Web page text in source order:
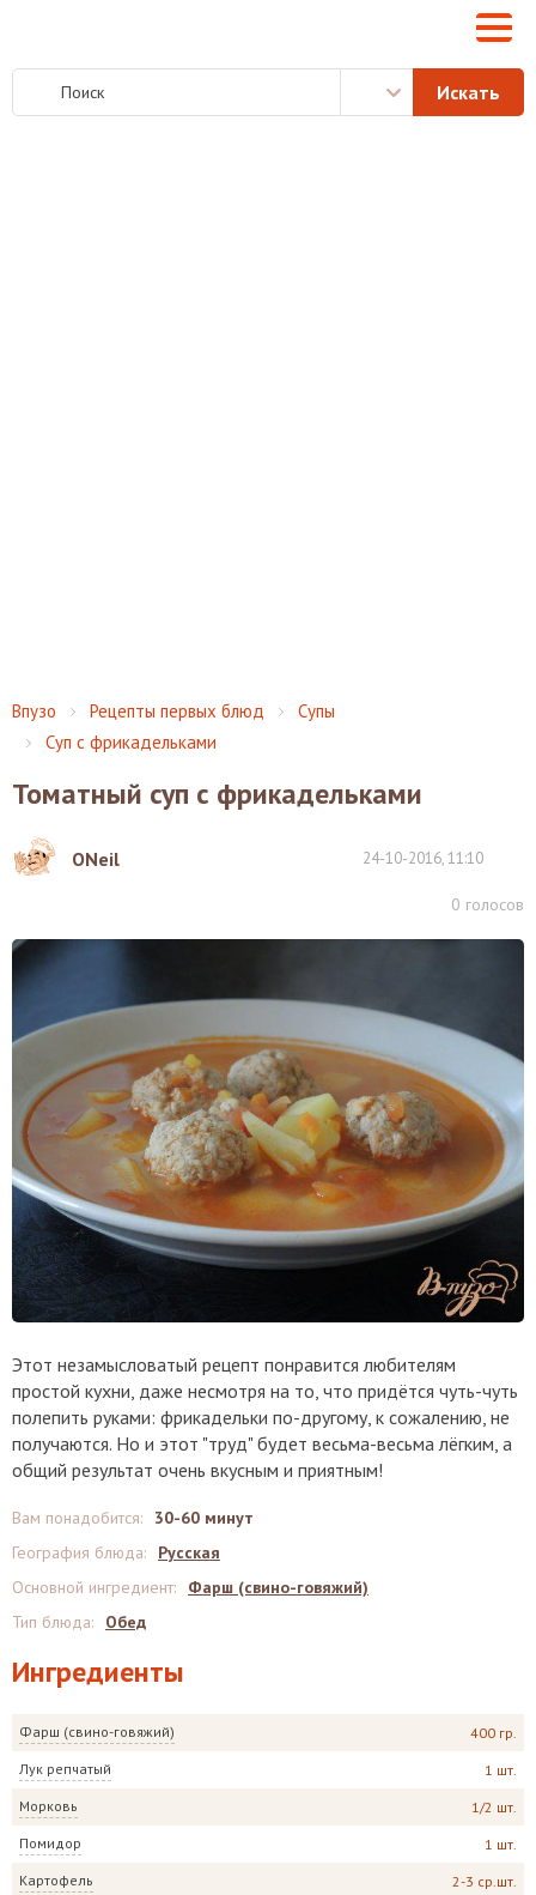
Впузо Рецепты первых блюд
Супы
Суп с фрикадельками
Томатный суп с фрикадельками
ONeil 24-10-2016, 11:10
0 голосов
Этот незамысловатый рецепт понравится любителям
простой кухни, даже несмотря на то, что придётся чуть-чуть
полепить руками: фрикадельки по-другому, к сожалению, не
получаются. Но и этот "труд" будет весьма-весьма лёгким, а
общий результат очень вкусным и приятным!
Ингредиенты
Фарш (свино-говяжий) 400 гр.
Лук репчатый 1 шт.
Морковь 1/2 шт.
Помидор 1 шт.
Картофель 2-3 ср.шт.
Вам понадобится:
30-60 минут
География блюда:
Русская
Основной ингредиент:
Фарш (свино-говяжий)
Тип блюда: Обед